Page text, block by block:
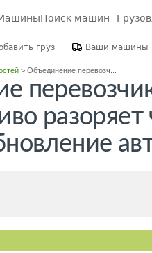
Поиск машин
груз Ваши машины
> Объединение перевозч...
разоряет